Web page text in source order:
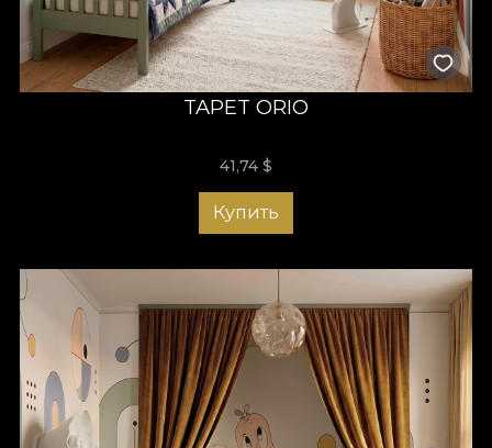
TAPET ORIO
41,74 $
Купить